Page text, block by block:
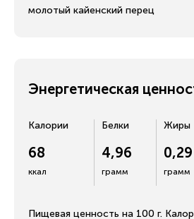
молотый кайенский перец
Энергетическая
Калории Белки Жиры
68
ккал
4,96
грамм
0,29
грамм
Пищевая ценность на 100 г.